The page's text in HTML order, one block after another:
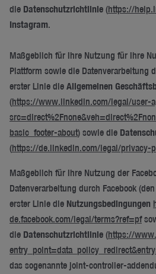
die Datenschutzrichtlinie (https://
Instagram.
Maßgeblich für Ihre Nutzung für Ihre
Plattform sowie die Datenverarbeitung
erster Linie die Allgemeinen
(https://www.linkedin.com/legal/user-
basic_footer-about) sowie die
(https://de.linkedin.com/legal/privacy-
Maßgeblich für Ihre Nutzung der
Datenverarbeitung durch Facebook
erster Linie die Nutzungsbedingungen
de.facebook.com/legal/terms?ref=pf
die Datenschutzrichtlinie (https://
das sogenannte joint-controller-